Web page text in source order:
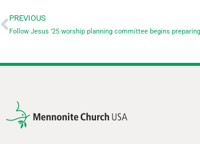
PREVIOUS
Follow Jesus ’25 worship planning committee begins